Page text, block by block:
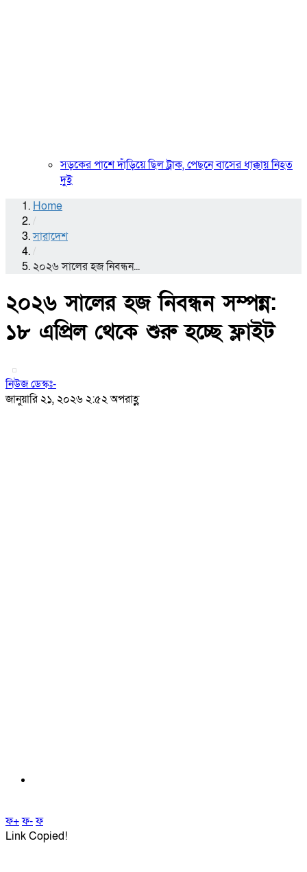
সড়কের পাশে দাঁড়িয়ে ছিল ট্রাক, পেছনে বাসের ধাক্কায় নিহত
দুই
Home
/
সারাদেশ
/
২০২৬ সালের হজ নিবন্ধন...
২০২৬ সালের হজ নিবন্ধন সম্পন্ন:
১৮ এপ্রিল থেকে শুরু হচ্ছে ফ্লাইট
নিউজ ডেস্কঃ-
জানুয়ারি ২১, ২০২৬ ২:৫২ অপরাহ্ণ
ফ+ফ-ফ
Link Copied!